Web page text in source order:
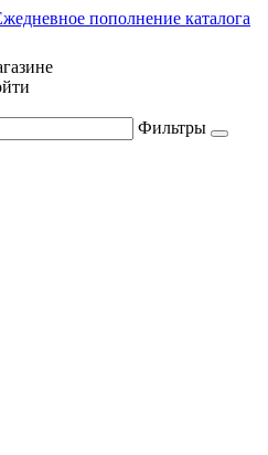
пополнение каталога
Фильтры